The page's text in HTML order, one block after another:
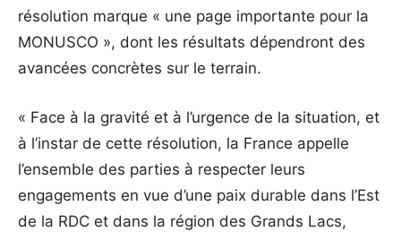
résolution marque « une page importante pour la
MONUSCO », dont les résultats dépendront des
avancées concrètes sur le terrain.
« Face à la gravité et à l’urgence de la situation, et
à l’instar de cette résolution, la France appelle
l’ensemble des parties à respecter leurs
engagements en vue d’une paix durable dans l’Est
de la RDC et dans la région des Grands Lacs,